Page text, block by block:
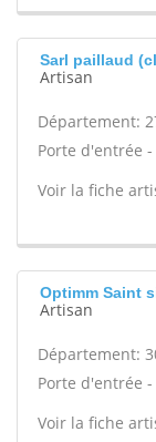
Sarl paillaud
Artisan
Département:
Porte d'entrée -
Voir la fiche
Optimm Saint
Artisan
Département:
Porte d'entrée -
Voir la fiche